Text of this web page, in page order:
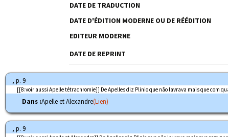
DATE DE TRADUCTION
DATE D'ÉDITION MODERNE OU DE RÉÉDITION
EDITEUR MODERNE
DATE DE REPRINT
, p. 9
[[8:voir aussi Apelle tétrachromie]] De Apelles diz Plinio que não lavrava mais que com
Dans :Apelle et Alexandre(Lien)
, p. 9